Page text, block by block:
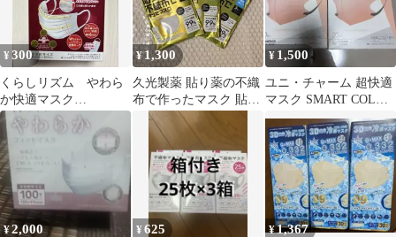
¥300
くらしリズム やわら
か快適マスク
PREMIUM 小さめサイ
ズ 26枚
¥1,300
久光製薬 貼り薬の不織
布で作ったマスク 貼る
タイプ ふつう 3枚 3袋
マスク
¥ 1,500
ユニ・チャーム 超快適
マスク SMART COLOR
20枚入×2
¥2,000 ¥625 ¥1,367